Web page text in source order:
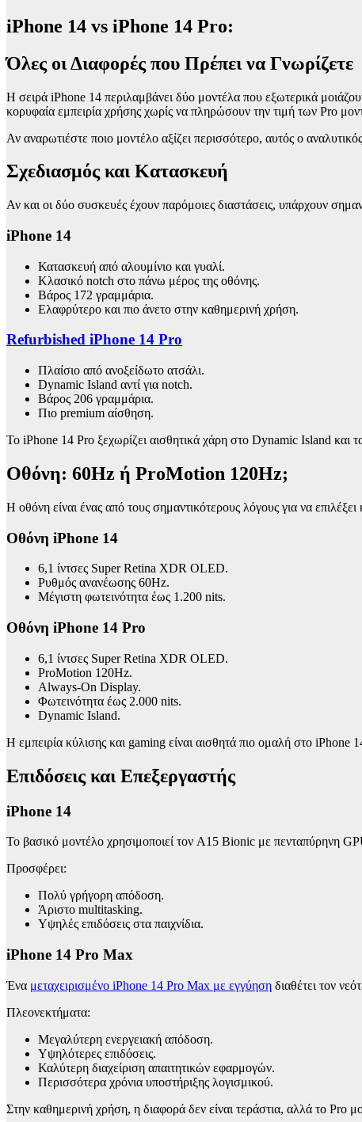
iPhone 14 vs iPhone 14 Pro:
Όλες οι Διαφορές που Πρέπει να Γνωρίζετε
Η σειρά iPhone 14 περιλαμβάνει δύο μοντέλα που εξωτερικά
κορυφαία εμπειρία χρήσης χωρίς να πληρώσουν την τιμή των Pro
Αν αναρωτιέστε ποιο μοντέλο αξίζει περισσότερο, αυτός ο
Σχεδιασμός και Κατασκευή
Αν και οι δύο συσκευές έχουν παρόμοιες διαστάσεις, υπάρχουν
iPhone 14
Κατασκευή από αλουμίνιο και γυαλί.
Κλασικό notch στο πάνω μέρος της οθόνης.
Βάρος 172 γραμμάρια.
Ελαφρύτερο και πιο άνετο στην καθημερινή χρήση.
Refurbished iPhone 14 Pro
Πλαίσιο από ανοξείδωτο ατσάλι.
Dynamic Island αντί για notch.
Βάρος 206 γραμμάρια.
Πιο premium αίσθηση.
Το iPhone 14 Pro ξεχωρίζει αισθητικά χάρη στο Dynamic Island και
Οθόνη: 60Hz ή ProMotion 120Hz;
Η οθόνη είναι ένας από τους σημαντικότερους λόγους για να
Οθόνη iPhone 14
6,1 ίντσες Super Retina XDR OLED.
Ρυθμός ανανέωσης 60Hz.
Μέγιστη φωτεινότητα έως 1.200 nits.
Οθόνη iPhone 14 Pro
6,1 ίντσες Super Retina XDR OLED.
ProMotion 120Hz.
Always-On Display.
Φωτεινότητα έως 2.000 nits.
Dynamic Island.
Η εμπειρία κύλισης και gaming είναι αισθητά πιο ομαλή στο iPhone
Επιδόσεις και Επεξεργαστής
iPhone 14
Το βασικό μοντέλο χρησιμοποιεί τον A15 Bionic με πενταπύρηνη
Προσφέρει:
Πολύ γρήγορη απόδοση.
Άριστο multitasking.
Υψηλές επιδόσεις στα παιχνίδια.
iPhone 14 Pro Max
Ένα μεταχειρισμένο iPhone 14 Pro Max με εγγύηση διαθέτει τον
Πλεονεκτήματα:
Μεγαλύτερη ενεργειακή απόδοση.
Υψηλότερες επιδόσεις.
Καλύτερη διαχείριση απαιτητικών εφαρμογών.
Περισσότερα χρόνια υποστήριξης λογισμικού.
Στην καθημερινή χρήση, η διαφορά δεν είναι τεράστια, αλλά το Pro